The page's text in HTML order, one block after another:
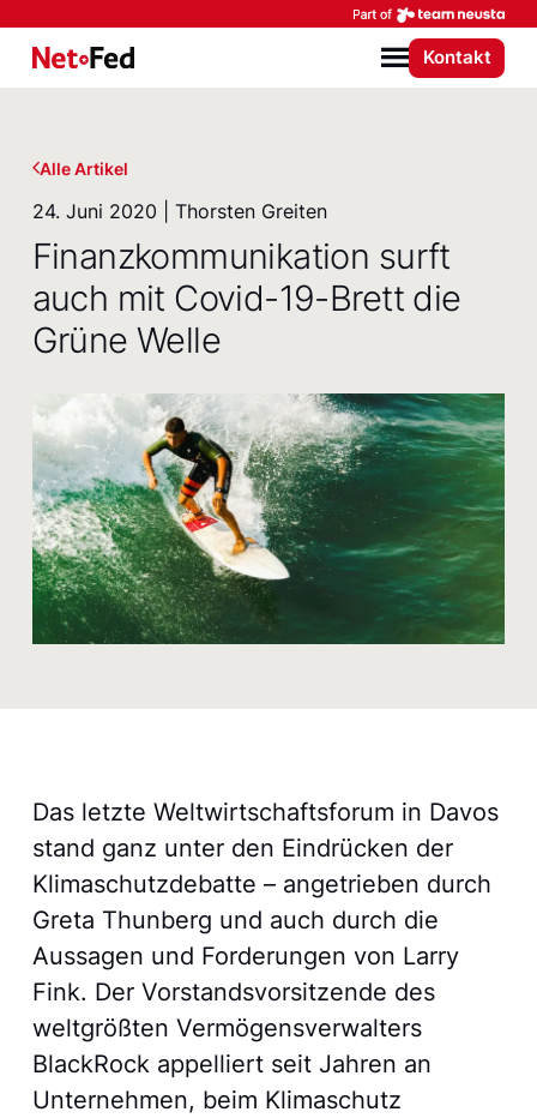
NetFederation GmbH
Menü
Kontakt
Alle Artikel
24. Juni 2020 | Thorsten Greiten
Finanzkommunikation surft
auch mit Covid-19-Brett die
Grüne Welle
Das letzte Weltwirtschaftsforum in Davos
stand ganz unter den Eindrücken der
Klimaschutzdebatte – angetrieben durch
Greta Thunberg und auch durch die
Aussagen und Forderungen von Larry
Fink. Der Vorstandsvorsitzende des
weltgrößten Vermögensverwalters
BlackRock appelliert seit Jahren an
Unternehmen, beim Klimaschutz